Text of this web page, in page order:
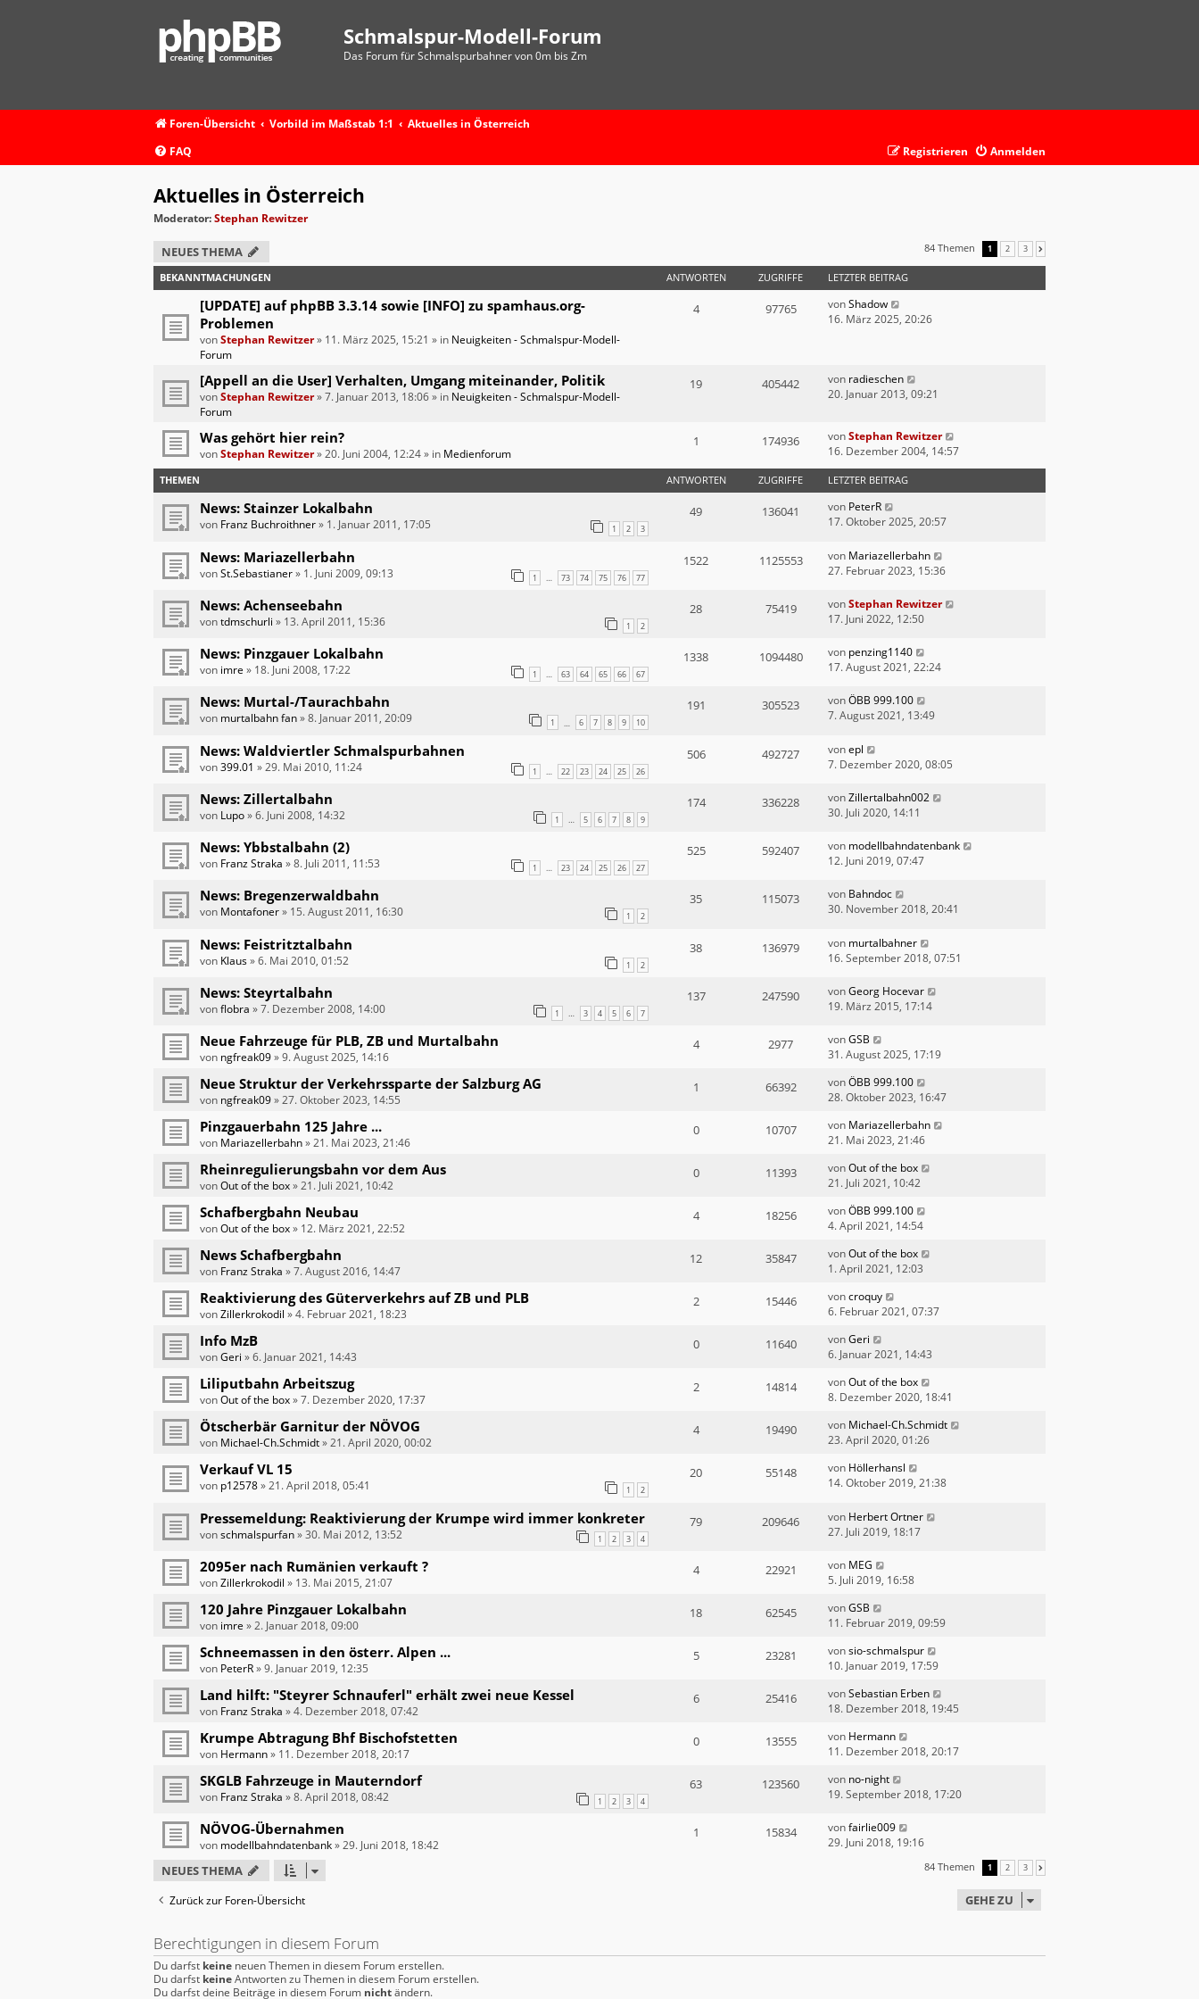
Schmalspur-Modell-Forum
Das Forum für Schmalspurbahner von 0m bis Zm
Foren-Übersicht Vorbild im Maßstab 1:1
Aktuelles in Österreich
FAQ
Anmelden
Registrieren
Aktuelles in Österreich
Moderator:Stephan Rewitzer
NEUES THEMA 84 Themen 1 2 3
BEKANNTMACHUNGEN ANTWORTEN ZUGRIFFE LETZTER BEITRAG
[UPDATE] auf phpBB 3.3.14 sowie [INFO] zu spamhaus.org-
Problemen
vonStephan Rewitzer» 11. März 2025, 15:21 » in Neuigkeiten - Schmalspur-Modell-
Forum
4 97765 vonShadow
16. März 2025, 20:26
[Appell an die User] Verhalten, Umgang miteinander, Politik
vonStephan Rewitzer»7. Januar 2013, 18:06» in Neuigkeiten - Schmalspur-Modell-
Forum
19 405442 von radieschen
20. Januar 2013, 09:21
Was gehört hier rein?
vonStephan Rewitzer»20. Juni 2004, 12:24» in Medienforum
1 174936 vonStephan Rewitzer
16. Dezember 2004, 14:57
THEMEN ANTWORTEN ZUGRIFFE LETZTER BEITRAG
News: Stainzer Lokalbahn
von Franz Buchroithner» 1. Januar 2011, 17:05 1 2 3
49 136041 von PeterR
17. Oktober 2025, 20:57
News: Mariazellerbahn
vonSt.Sebastianer» 1. Juni 2009, 09:13 1 … 73 74 75 76 77
1522 1125553 von Mariazellerbahn
27. Februar 2023, 15:36
News: Achenseebahn
vontdmschurli » 13. April 2011, 15:36 1 2
28 75419 vonStephan Rewitzer
17. Juni 2022, 12:50
News: Pinzgauer Lokalbahn
von imre » 18. Juni 2008, 17:22 1 … 63 64 65 66 67
1338 1094480 von penzing1140
17. August 2021, 22:24
News: Murtal-/Taurachbahn
von murtalbahn fan»8. Januar 2011, 20:09 1 … 6 7 8 9 10
191 305523 vonÖBB 999.100
7. August 2021, 13:49
News: Waldviertler Schmalspurbahnen
von399.01 »29. Mai 2010, 11:24 1 … 22 23 24 25 26
506 492727 vonepl
7. Dezember 2020, 08:05
News: Zillertalbahn
von Lupo»6. Juni 2008, 14:32 1 … 5 6 7 8 9
174 336228 vonZillertalbahn002
30. Juli 2020, 14:11
News: Ybbstalbahn (2)
von Franz Straka »8. Juli 2011, 11:53 1 … 23 24 25 26 27
525 592407 von modellbahndatenbank
12. Juni 2019, 07:47
News: Bregenzerwaldbahn
von Montafoner» 15. August 2011, 16:30 1 2
35 115073 von Bahndoc
30. November 2018, 20:41
News: Feistritztalbahn
von Klaus»6. Mai 2010, 01:52 1 2
38 136979 von murtalbahner
16. September 2018, 07:51
News: Steyrtalbahn
vonflobra »7. Dezember 2008, 14:00 1 … 3 4 5 6 7
137 247590 vonGeorg Hocevar
19. März 2015, 17:14
Neue Fahrzeuge für PLB, ZB und Murtalbahn
von ngfreak09»9. August 2025, 14:16
4 2977 vonGSB
31. August 2025, 17:19
Neue Struktur der Verkehrssparte der Salzburg AG
von ngfreak09»27. Oktober 2023, 14:55
1 66392 vonÖBB 999.100
28. Oktober 2023, 16:47
Pinzgauerbahn 125 Jahre ...
von Mariazellerbahn»21. Mai 2023, 21:46
0 10707 von Mariazellerbahn
21. Mai 2023, 21:46
Rheinregulierungsbahn vor dem Aus
vonOut of the box»21. Juli 2021, 10:42
0 11393 vonOut of the box
21. Juli 2021, 10:42
Schafbergbahn Neubau
vonOut of the box» 12. März 2021, 22:52
4 18256 vonÖBB 999.100
4. April 2021, 14:54
News Schafbergbahn
von Franz Straka »7. August 2016, 14:47
12 35847 vonOut of the box
1. April 2021, 12:03
Reaktivierung des Güterverkehrs auf ZB und PLB
vonZillerkrokodil »4. Februar 2021, 18:23
2 15446 voncroquy
6. Februar 2021, 07:37
Info MzB
vonGeri »6. Januar 2021, 14:43
0 11640 vonGeri
6. Januar 2021, 14:43
Liliputbahn Arbeitszug
vonOut of the box»7. Dezember 2020, 17:37
2 14814 vonOut of the box
8. Dezember 2020, 18:41
Ötscherbär Garnitur der NÖVOG
von Michael-Ch.Schmidt»21. April 2020, 00:02
4 19490 von Michael-Ch.Schmidt
23. April 2020, 01:26
Verkauf VL 15
von p12578»21. April 2018, 05:41 1 2
20 55148 von Höllerhansl
14. Oktober 2019, 21:38
Pressemeldung: Reaktivierung der Krumpe wird immer konkreter
vonschmalspurfan»30. Mai 2012, 13:52 1 2 3 4
79 209646 von Herbert Ortner
27. Juli 2019, 18:17
2095er nach Rumänien verkauft ?
vonZillerkrokodil » 13. Mai 2015, 21:07
4 22921 von MEG
5. Juli 2019, 16:58
120 Jahre Pinzgauer Lokalbahn
von imre »2. Januar 2018, 09:00
18 62545 vonGSB
11. Februar 2019, 09:59
Schneemassen in den österr. Alpen ...
von PeterR»9. Januar 2019, 12:35
5 23281 vonsio-schmalspur
10. Januar 2019, 17:59
Land hilft: "Steyrer Schnauferl" erhält zwei neue Kessel
von Franz Straka »4. Dezember 2018, 07:42
6 25416 vonSebastian Erben
18. Dezember 2018, 19:45
Krumpe Abtragung Bhf Bischofstetten
von Hermann» 11. Dezember 2018, 20:17
0 13555 von Hermann
11. Dezember 2018, 20:17
SKGLB Fahrzeuge in Mauterndorf
von Franz Straka »8. April 2018, 08:42 1 2 3 4
63 123560 von no-night
19. September 2018, 17:20
NÖVOG-Übernahmen
von modellbahndatenbank»29. Juni 2018, 18:42
1 15834 vonfairlie009
29. Juni 2018, 19:16
NEUES THEMA 84 Themen 1 2 3
Zurück zur Foren-Übersicht GEHE ZU
Berechtigungen in diesem Forum
Du darfst keine neuen Themen in diesem Forum erstellen.
Du darfst keineAntworten zu Themen in diesem Forum erstellen.
Du darfst deine Beiträge in diesem Forum nichtändern.